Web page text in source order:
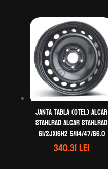
Janta tabla (otel) ALCAR
STAHLRAD ALCAR STAHLRAD
61/2Jx16H2 5/114/47/66.0
340.31lei